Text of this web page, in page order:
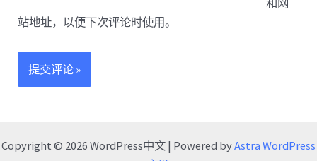
站地址，以便下次评论时使用。
Copyright © 2026 WordPress中文 | Powered byAstra WordPress